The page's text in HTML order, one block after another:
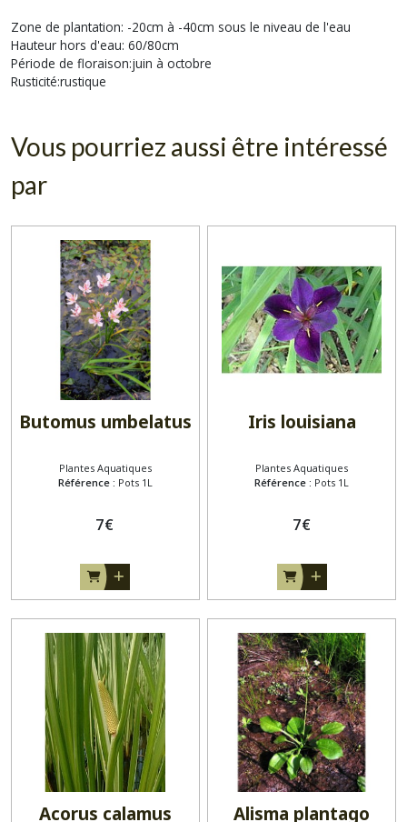
Zone de plantation: -20cm à -40cm sous le niveau de l'eau
Hauteur hors d'eau: 60/80cm
Période de floraison:juin à octobre
Rusticité:rustique
Vous pourriez aussi être intéressé
par
Butomus umbelatus
Plantes Aquatiques
Référence : Pots 1L
7€
Iris louisiana
Plantes Aquatiques
Référence : Pots 1L
7€
Acorus calamus Alisma plantago